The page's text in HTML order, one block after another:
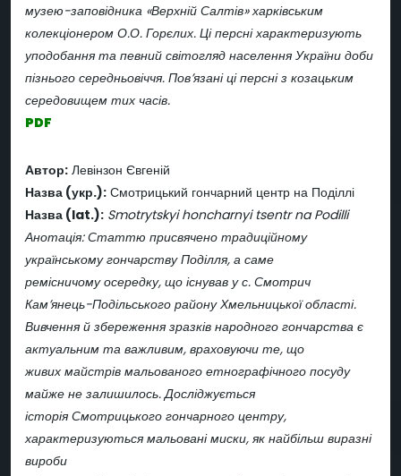
музею-заповідника «Верхній Салтів» харківським
колекціонером О.О. Горєлих. Ці персні характеризують
уподобання та певний світогляд населення України доби
пізнього середньовіччя. Пов’язані ці персні з козацьким
середовищем тих часів.
PDF
Автор: Левінзон Євгеній
Назва (укр.): Смотрицький гончарний центр на Поділлі
Назва (lat.): Smotrytskyi honcharnyi tsentr na Podilli
Анотація: Статтю присвячено традиційному
українському гончарству Поділля, а саме
ремісничому осередку, що існував у с. Смотрич
Кам’янець-Подільського району Хмельницької області.
Вивчення й збереження зразків народного гончарства є
актуальним та важливим, враховуючи те, що
живих майстрів мальованого етнографічного посуду
майже не залишилось. Досліджується
історія Смотрицького гончарного центру,
характеризуються мальовані миски, як найбільш виразні
вироби